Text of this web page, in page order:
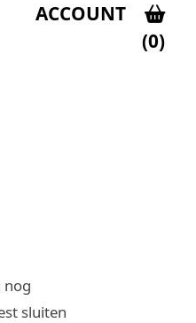
ACCOUNT
(0)
nog
sluiten